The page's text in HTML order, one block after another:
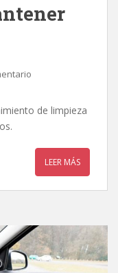
de limpieza
LEER MÁS